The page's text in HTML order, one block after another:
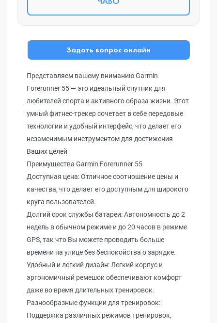
Задать вопрос онлайн
Представляем вашему вниманию Garmin
Forerunner 55 — это идеальный спутник для
любителей спорта и активного образа жизни. Этот
умный фитнес-трекер сочетает в себе передовые
технологии и удобный интерфейс, что делает его
незаменимым инструментом для достижения
Ваших целей
Преимущества Garmin Forerunner 55
Доступная цена: Отличное соотношение цены и
качества, что делает его доступным для широкого
круга пользователей.
Долгий срок службы батареи: Автономность до 2
недель в обычном режиме и до 20 часов в режиме
GPS, так что Вы можете проводить больше
времени на улице без беспокойства о зарядке.
Удобный и легкий дизайн: Легкий корпус и
эргономичный ремешок обеспечивают комфорт
даже во время длительных тренировок.
Разнообразные функции для тренировок:
Поддержка различных режимов тренировок,